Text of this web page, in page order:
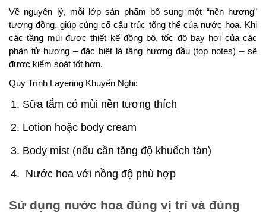
Về nguyên lý, mỗi lớp sản phẩm bổ sung một “nền hương”
tương đồng, giúp củng cố cấu trúc tổng thể của nước hoa. Khi
các tầng mùi được thiết kế đồng bộ, tốc độ bay hơi của các
phân tử hương – đặc biệt là tầng hương đầu (top notes) – sẽ
được kiểm soát tốt hơn.
Quy Trình Layering Khuyến Nghị:
Sữa tắm có mùi nền tương thích
Lotion hoặc body cream
Body mist (nếu cần tăng độ khuếch tán)
Nước hoa với nồng độ phù hợp
Sử dụng nước hoa đúng vị trí và đúng